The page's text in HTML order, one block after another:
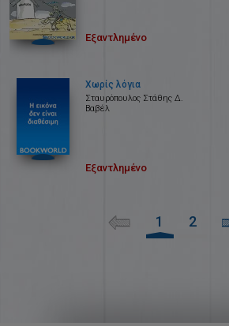
Εξαντλημένο
Χωρίς λόγια
Σταυρόπουλος Στάθης Δ.
Βαβέλ
Εξαντλημένο
1 2